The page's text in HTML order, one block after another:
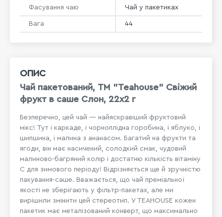
ОПИС
Чай пакетований, ТМ "Teahouse" Свіжий
фрукт в саше Слон, 22х2 г
Безперечно, цей чай — найяскравіший фруктовий
мікс! Тут і каркаде, і чорноплідна горобина, і яблуко, і
шипшина, і малина з ананасом. Багатий на фрукти та
ягоди, він має насичений, солодкий смак, чудовий
малиново-багряний колір і достатню кількість вітаміну
C для зимового періоду! Відрізняється ще й зручністю
пакування-саше. Вважається, що чай преміальної
якості не зберігають у фільтр-пакетах, але ми
вирішили змінити цей стереотип. У TEAHOUSE кожен
пакетик має металізований конверт, що максимально
Фасування чаю Чай у пакетиках
Вага 44